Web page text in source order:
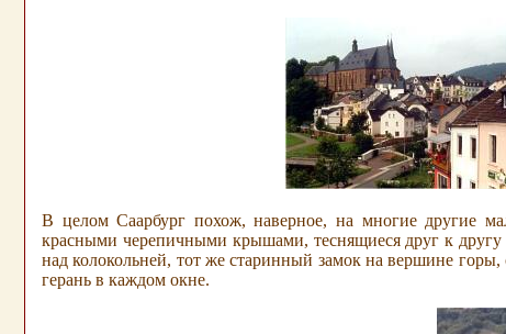
В целом Саарбург похож, наверное, на многие другие
красными черепичными крышами, теснящиеся друг к
над колокольней, тот же старинный замок на вершине
герань в каждом окне.